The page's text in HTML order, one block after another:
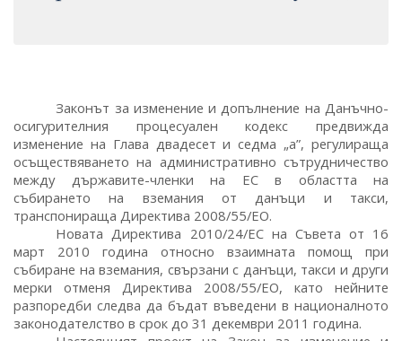
Законът за изменение и допълнение на Данъчно-
осигурителния процесуален кодекс предвижда
изменение на Глава двадесет и седма „а”, регулираща
осъществяването на административно сътрудничество
между държавите-членки на ЕС в областта на
събирането на вземания от данъци и такси,
транспонираща Директива 2008/55/ЕО.
Новата Директива 2010/24/ЕС на Съвета от 16
март 2010 година относно взаимната помощ при
събиране на вземания, свързани с данъци, такси и други
мерки отменя Директива 2008/55/ЕО, като нейните
разпоредби следва да бъдат въведени в националното
законодателство в срок до 31 декември 2011 година.